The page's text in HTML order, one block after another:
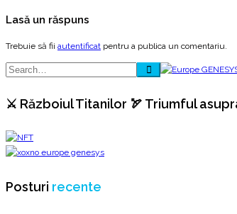
Lasă un răspuns
Trebuie să fii autentificat pentru a publica un comentariu.
⚔️ Războiul Titanilor 🏹 Triumful
Posturi recente